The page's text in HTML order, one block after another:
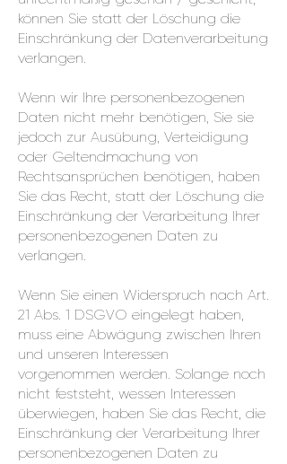
können Sie statt der Löschung die
Einschränkung der Datenverarbeitung
verlangen.
Wenn wir Ihre personenbezogenen
Daten nicht mehr benötigen, Sie sie
jedoch zur Ausübung, Verteidigung
oder Geltendmachung von
Rechtsansprüchen benötigen, haben
Sie das Recht, statt der Löschung die
Einschränkung der Verarbeitung Ihrer
personenbezogenen Daten zu
verlangen.
Wenn Sie einen Widerspruch nach Art.
21 Abs. 1 DSGVO eingelegt haben,
muss eine Abwägung zwischen Ihren
und unseren Interessen
vorgenommen werden. Solange noch
nicht feststeht, wessen Interessen
überwiegen, haben Sie das Recht, die
Einschränkung der Verarbeitung Ihrer
personenbezogenen Daten zu